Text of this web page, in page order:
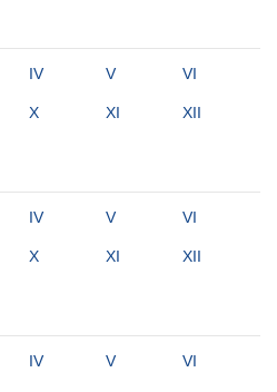
IV V VI
X XI XII
IV V VI
X XI XII
IV V VI